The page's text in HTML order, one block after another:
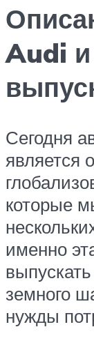
Audi и
Сегодня
является
которые
именно
земного
нужды